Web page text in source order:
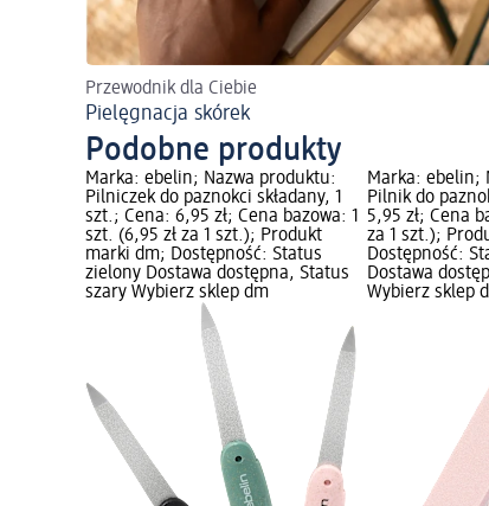
Przewodnik dla Ciebie
Pielęgnacja skórek
Podobne produkty
Marka: ebelin; Nazwa produktu:
Pilniczek do paznokci składany, 1
szt.; Cena: 6,95 zł; Cena bazowa: 1
szt. (6,95 zł za 1 szt.); Produkt
marki dm; Dostępność: Status
zielony Dostawa dostępna, Status
szary Wybierz sklep dm
Marka: ebelin;
Pilnik do
5,95 zł; Cena
za 1 szt.);
Dostępność:
Dostawa
Wybierz sklep